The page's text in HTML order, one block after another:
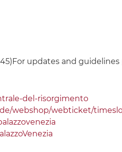
updates and
del-risorgimento
webshop/webticket/